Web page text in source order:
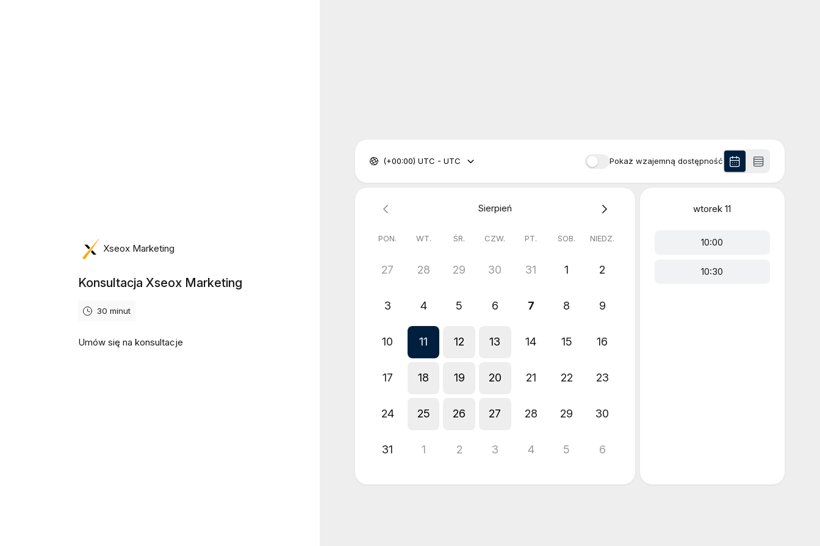
Xseox Marketing
Konsultacja Xseox Marketing
30 minut
Umów się na konsultacje
Pokaż wzajemną dostępność
(+00:00) UTC - UTC
Sierpień
PON. WT. ŚR. CZW. PT. SOB. NIEDZ.
27 28 29 30 31 1 2
3 4 5 6 7 8 9
10 11 12 13 14 15 16
17 18 19 20 21 22 23
24 25 26 27 28 29 30
31 1 2 3 4 5 6
wtorek 11
10:00
10:30